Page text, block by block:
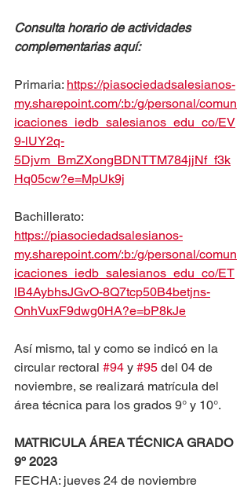
Consulta horario de actividades
complementarias aquí:
Primaria: https://piasociedadsalesianos-
my.sharepoint.com/:b:/g/personal/comun
icaciones_iedb_salesianos_edu_co/EV
9-lUY2q-
5Djvm_BmZXongBDNTTM784jjNf_f3k
Hq05cw?e=MpUk9j
Bachillerato:
https://piasociedadsalesianos-
my.sharepoint.com/:b:/g/personal/comun
icaciones_iedb_salesianos_edu_co/ET
lB4AybhsJGvO-8Q7tcp50B4betjns-
OnhVuxF9dwg0HA?e=bP8kJe
Así mismo, tal y como se indicó en la
circular rectoral #94 y #95 del 04 de
noviembre, se realizará matrícula del
área técnica para los grados 9° y 10°.
MATRICULA ÁREA TÉCNICA GRADO
9º 2023
FECHA: jueves 24 de noviembre